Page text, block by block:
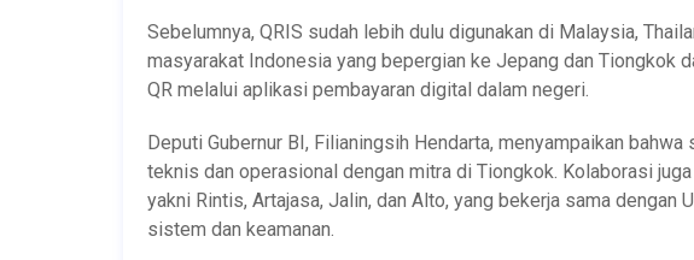
Sebelumnya, QRIS sudah lebih dulu digunakan di Malaysia,
masyarakat Indonesia yang bepergian ke Jepang dan Tiongkok
QR melalui aplikasi pembayaran digital dalam negeri.
Deputi Gubernur BI, Filianingsih Hendarta, menyampaikan
teknis dan operasional dengan mitra di Tiongkok. Kolaborasi
yakni Rintis, Artajasa, Jalin, dan Alto, yang bekerja sama dengan
sistem dan keamanan.